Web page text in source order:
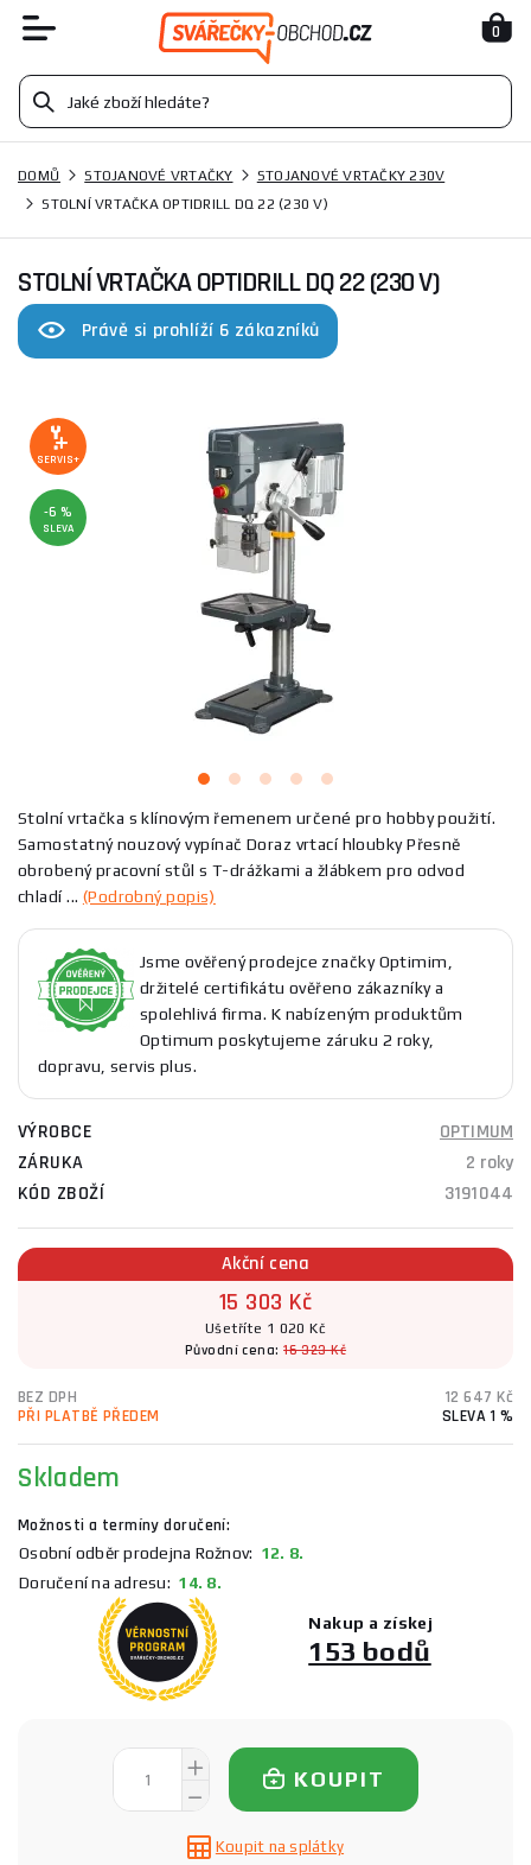
0
DOMŮ STOJANOVÉ VRTAČKY
STOJANOVÉ VRTAČKY 230V
STOLNÍ VRTAČKA OPTIDRILL DQ 22 (230 V)
STOLNÍ VRTAČKA OPTIDRILL DQ 22 (230 V)
Právě si prohlíží 6 zákazníků
SERVIS+
-6 %
SLEVA
Stolní vrtačka s klínovým řemenem určené pro hobby použití.
Samostatný nouzový vypínač Doraz vrtací hloubky Přesně
obrobený pracovní stůl s T-drážkami a žlábkem pro odvod
chladí ... (Podrobný popis)
Jsme ověřený prodejce značky Optimim,
držitelé certifikátu ověřeno zákazníky a
spolehlivá firma. K nabízeným produktům
Optimum poskytujeme záruku 2 roky,
dopravu, servis plus.
VÝROBCE
OPTIMUM
ZÁRUKA
2 roky
KÓD ZBOŽÍ
3191044
Akční cena
15 303 Kč
Ušetříte 1 020 Kč
Původní cena:16 323 Kč
BEZ DPH
12 647 Kč
PŘI PLATBĚ PŘEDEM
SLEVA 1 %
Skladem
Možnosti a termíny doručení:
Osobní odběr prodejna Rožnov: 12. 8.
Doručení na adresu: 14. 8.
Nakup a získej
153 bodů
KOUPIT
Koupit na splátky